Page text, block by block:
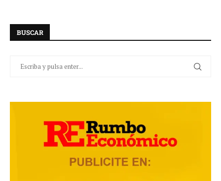
BUSCAR